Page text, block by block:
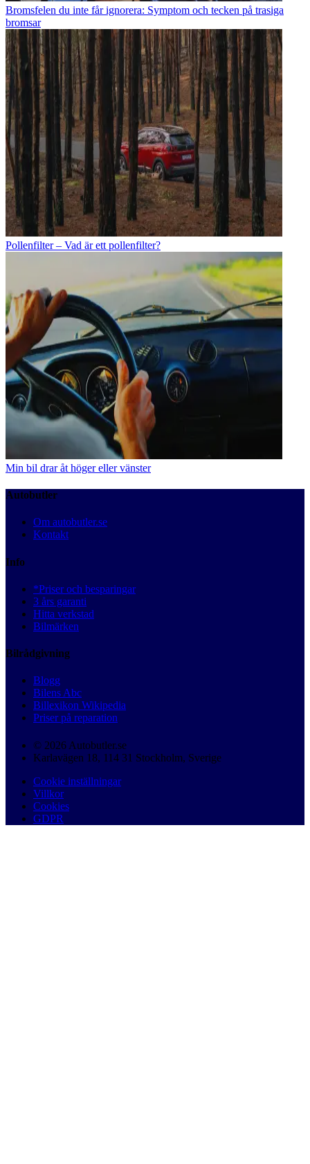
Bromsfelen du inte får ignorera: Symptom och tecken på trasiga
bromsar
Pollenfilter – Vad är ett pollenfilter?
Min bil drar åt höger eller vänster
Autobutler
Om autobutler.se
Kontakt
Info
*Priser och besparingar
3 års garanti
Hitta verkstad
Bilmärken
Bilrådgivning
Blogg
Bilens Abc
Billexikon Wikipedia
Priser på reparation
© 2026 Autobutler.se
Karlavägen 18, 114 31 Stockholm, Sverige
Cookie inställningar
Villkor
Cookies
GDPR